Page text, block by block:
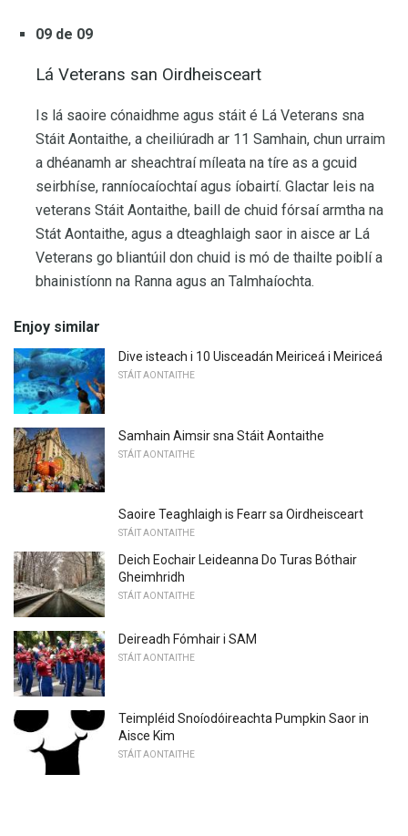
09 de 09
Lá Veterans san Oirdheisceart
Is lá saoire cónaidhme agus stáit é Lá Veterans sna
Stáit Aontaithe, a cheiliúradh ar 11 Samhain, chun urraim
a dhéanamh ar sheachtraí míleata na tíre as a gcuid
seirbhíse, ranníocaíochtaí agus íobairtí. Glactar leis na
veterans Stáit Aontaithe, baill de chuid fórsaí armtha na
Stát Aontaithe, agus a dteaghlaigh saor in aisce ar Lá
Veterans go bliantúil don chuid is mó de thailte poiblí a
bhainistíonn na Ranna agus an Talmhaíochta.
Enjoy similar
Dive isteach i 10 Uisceadán Meiriceá i Meiriceá
STÁIT AONTAITHE
Samhain Aimsir sna Stáit Aontaithe
STÁIT AONTAITHE
Saoire Teaghlaigh is Fearr sa Oirdheisceart
STÁIT AONTAITHE
Deich Eochair Leideanna Do Turas Bóthair
Gheimhridh
STÁIT AONTAITHE
Deireadh Fómhair i SAM
STÁIT AONTAITHE
Teimpléid Snoíodóireachta Pumpkin Saor in
Aisce Kim
STÁIT AONTAITHE